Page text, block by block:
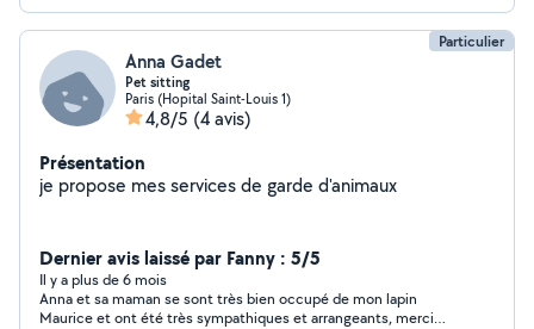
Particulier
Anna Gadet
Pet sitting
Paris (Hopital Saint-Louis 1)
4,8/5 (4 avis)
Présentation
je propose mes services de garde d'animaux
Dernier avis laissé par Fanny : 5/5
Il y a plus de 6 mois
Anna et sa maman se sont très bien occupé de mon lapin
Maurice et ont été très sympathiques et arrangeants, merci